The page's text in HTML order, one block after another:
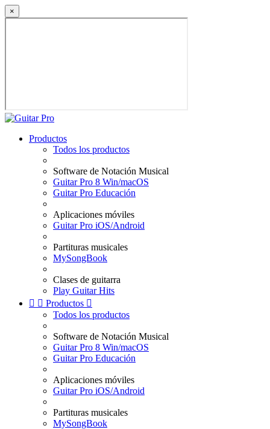
×
Productos
Todos los productos
Software de Notación Musical
Guitar Pro 8 Win/macOS
Guitar Pro Educación
Aplicaciones móviles
Guitar Pro iOS/Android
Partituras musicales
MySongBook
Clases de guitarra
Play Guitar Hits
  Productos 
Todos los productos
Software de Notación Musical
Guitar Pro 8 Win/macOS
Guitar Pro Educación
Aplicaciones móviles
Guitar Pro iOS/Android
Partituras musicales
MySongBook